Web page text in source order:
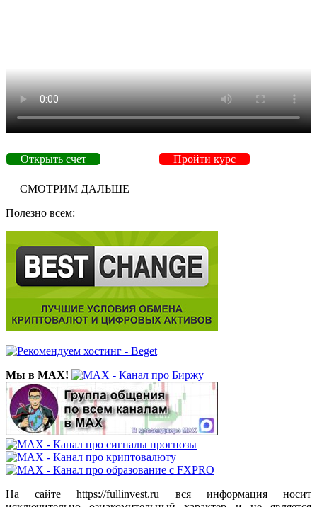
Открыть счет Пройти курс
— СМОТРИМ ДАЛЬШЕ —
Полезно всем:
Мы в MAX!
На сайте https://fullinvest.ru вся информация носит